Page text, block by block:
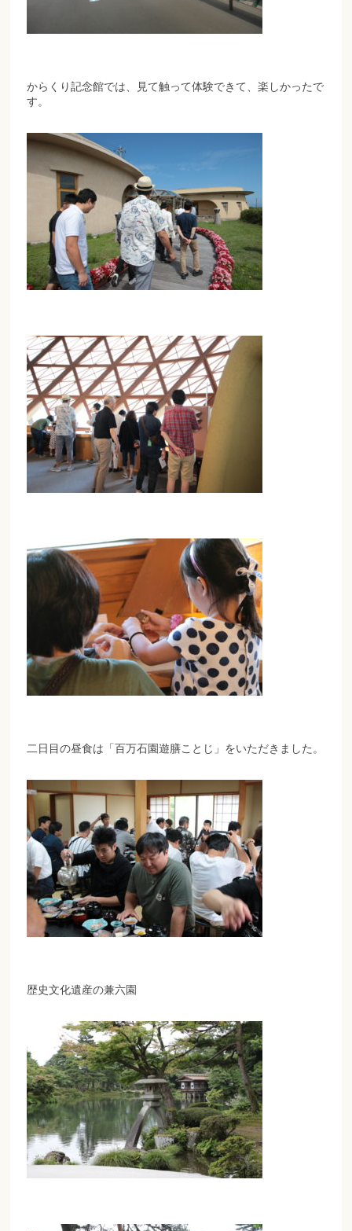
からくり記念館では、見て触って体験できて、楽しかったで
す。
二日目の昼食は「百万石園遊膳ことじ」をいただきました。
歴史文化遺産の兼六園